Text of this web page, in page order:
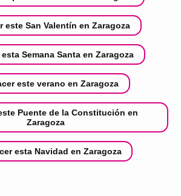
este San Valentín en Zaragoza
Semana Santa en Zaragoza
este verano en Zaragoza
Puente de la Constitución en
Zaragoza
esta Navidad en Zaragoza